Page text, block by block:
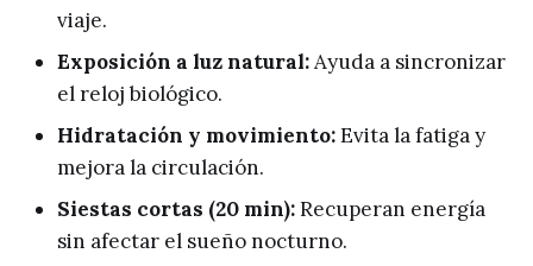
viaje.
Exposición a luz natural:Ayuda a sincronizar
el reloj biológico.
Hidratación y movimiento:Evita la fatiga y
mejora la circulación.
Siestas cortas (20 min):Recuperan energía
sin afectar el sueño nocturno.